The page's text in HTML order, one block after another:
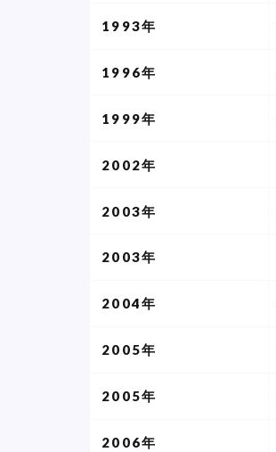
1993年
1996年
1999年
2002年
2003年
2003年
2004年
2005年
2005年
2006年